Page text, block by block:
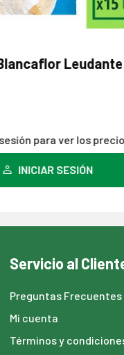
Leudante
para ver los
INICIAR SESIÓN
Servicio al
Preguntas Frecuentes
Mi cuenta
Términos y